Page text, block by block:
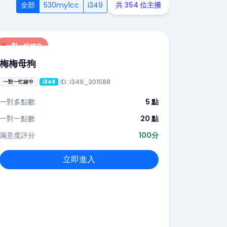
全部 530my1cc i349 共 354 位主播
一對一忙線中
梅梅母狗
一對一忙線中 i349 ID: i349_301588
一對多點數
5 點
一對一點數
20 點
滿意度評分
100分
立即進入